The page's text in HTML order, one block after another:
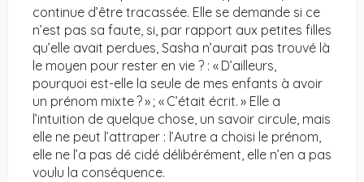
continue d’être tracassée. Elle se demande si ce
n’est pas sa faute, si, par rapport aux petites filles
qu’elle avait perdues, Sasha n’aurait pas trouvé là
le moyen pour rester en vie ? : « D’ailleurs,
pourquoi est-elle la seule de mes enfants à avoir
un prénom mixte ? » ; « C’était écrit. » Elle a
l’intuition de quelque chose, un savoir circule, mais
elle ne peut l’attraper : l’Autre a choisi le prénom,
elle ne l’a pas dé cidé délibérément, elle n’en a pas
voulu la conséquence.